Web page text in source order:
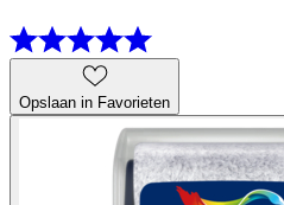
Opslaan in Favorieten